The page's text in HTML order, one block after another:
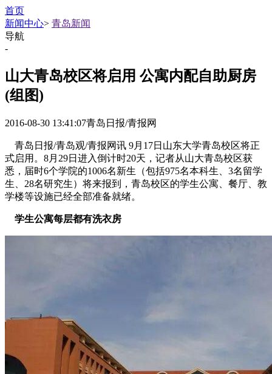
首页
新闻中心> 青岛新闻
导航
-
山大青岛校区将启用 公寓内配自助厨房
(组图)
2016-08-30 13:41:07青岛日报/青报网
青岛日报/青岛观/青报网讯 9月17日山东大学青岛校区将正
式启用。8月29日进入倒计时20天，记者从山大青岛校区获
悉，届时6个学院的1006名新生（包括975名本科生、3名留学
生、28名研究生）将来报到，青岛校区的学生公寓、餐厅、教
学楼等设施已经全部准备就绪。
学生公寓每层都有洗衣房